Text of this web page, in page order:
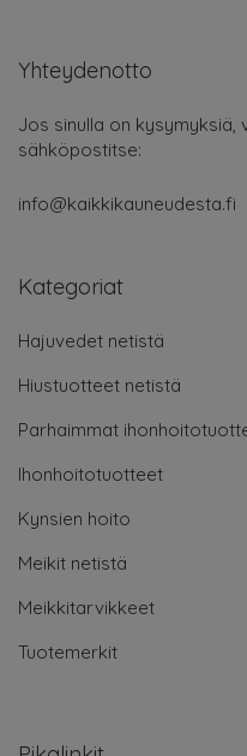
Yhteydenotto
Jos sinulla on
sähköpostitse:
info@kaikkikauneudesta.fi
Kategoriat
Hajuvedet netistä
Hiustuotteet netistä
Parhaimmat
Ihonhoitotuotteet
Kynsien hoito
Meikit netistä
Meikkitarvikkeet
Tuotemerkit